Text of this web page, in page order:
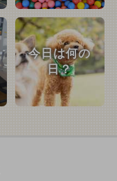
今日は何の
日？